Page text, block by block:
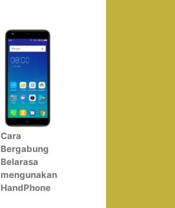
Cara
Bergabung
Belarasa
mengunakan
HandPhone